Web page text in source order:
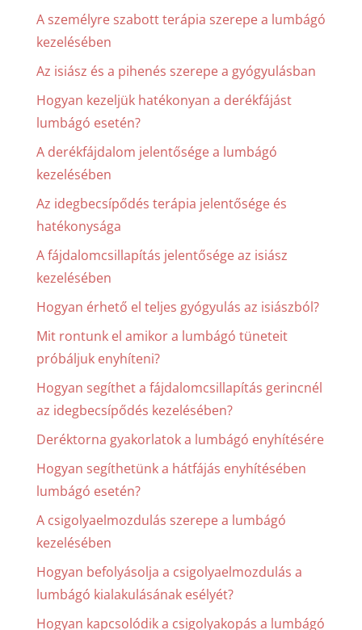
A személyre szabott terápia szerepe a lumbágó
kezelésében
Az isiász és a pihenés szerepe a gyógyulásban
Hogyan kezeljük hatékonyan a derékfájást
lumbágó esetén?
A derékfájdalom jelentősége a lumbágó
kezelésében
Az idegbecsípődés terápia jelentősége és
hatékonysága
A fájdalomcsillapítás jelentősége az isiász
kezelésében
Hogyan érhető el teljes gyógyulás az isiászból?
Mit rontunk el amikor a lumbágó tüneteit
próbáljuk enyhíteni?
Hogyan segíthet a fájdalomcsillapítás gerincnél
az idegbecsípődés kezelésében?
Deréktorna gyakorlatok a lumbágó enyhítésére
Hogyan segíthetünk a hátfájás enyhítésében
lumbágó esetén?
A csigolyaelmozdulás szerepe a lumbágó
kezelésében
Hogyan befolyásolja a csigolyaelmozdulás a
lumbágó kialakulásának esélyét?
Hogyan kapcsolódik a csigolyakopás a lumbágó